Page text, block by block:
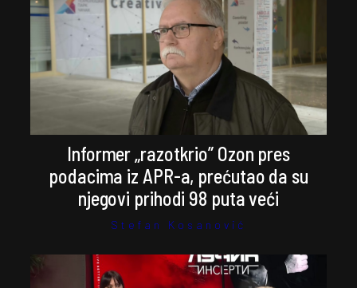
Informer „razotkrio” Ozon pres
podacima iz APR-a, prećutao da su
njegovi prihodi 98 puta veći
Stefan Kosanović